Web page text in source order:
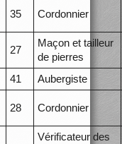
35 Cordonnier
27
Maçon et tailleur
de pierres
41 Aubergiste
28 Cordonnier
Vérificateur des